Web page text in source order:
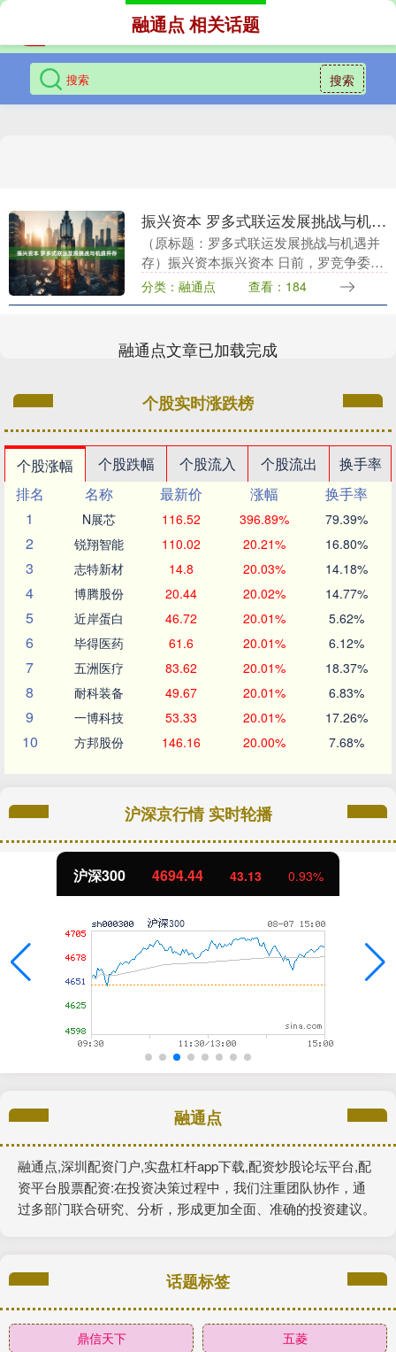
搜索
融通点 相关话题
振兴资本 罗多式联运发展挑战与机遇并存
（原标题：罗多式联运发展挑战与机遇并
存）振兴资本振兴资本 日前，罗竞争委员
会发布《罗马尼亚多式联运—发展和前
景》报告，分析了罗多式联运发展现状与
分类：融通点 查看：184
融通点文章已加载完成
个股实时涨跌榜
个股涨幅 个股跌幅 个股流入 个股流出
换手率
排名
名称 最新价 涨幅
换手率
1
N展芯 116.52 396.89% 79.39%
2 锐翔智能 110.02 20.21% 16.80%
3 志特新材 14.8 20.03% 14.18%
4 博腾股份 20.44 20.02% 14.77%
5 近岸蛋白 46.72 20.01% 5.62%
6 毕得医药 61.6 20.01% 6.12%
7 五洲医疗 83.62 20.01% 18.37%
8 耐科装备 49.67 20.01% 6.83%
9 一博科技 53.33 20.01% 17.26%
10 方邦股份 146.16 20.00% 7.68%
沪深京行情 实时轮播
沪深300 4694.44 43.13 0.93%
融通点
融通点,深圳配资门户,实盘杠杆app下载,配资炒股论坛平台,配
资平台股票配资:在投资决策过程中，我们注重团队协作，通
过多部门联合研究、分析，形成更加全面、准确的投资建议。
话题标签
鼎信天下 五菱